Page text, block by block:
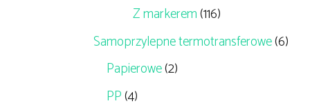
Z markerem(116)
Samoprzylepne termotransferowe(6)
Papierowe(2)
PP(4)